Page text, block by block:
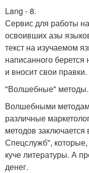
Lang - 8.
Сервис для работы
освоивших азы
текст на изучаемом
написанного берется
и вносит свои правки.
"Волшебные" методы.
Волшебными
различные
методов
Спецслужб",
куче литературы. А
денег.